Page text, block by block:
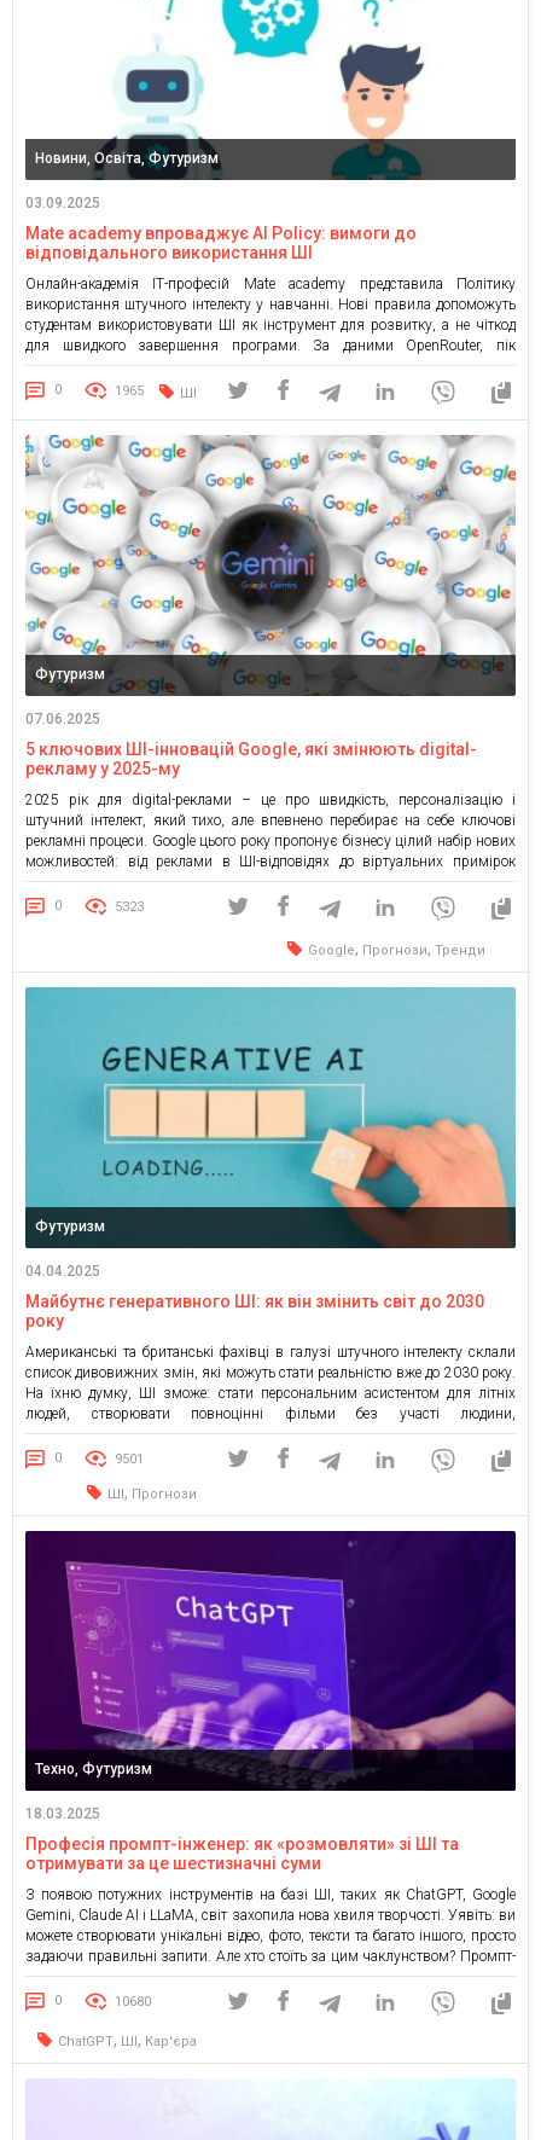
Новини, Освіта, Футуризм
03.09.2025
Mate academy впроваджує AI Policy: вимоги до
відповідального використання ШІ
Онлайн-академія ІТ-професій Mate academy представила Політику
використання штучного інтелекту у навчанні. Нові правила допоможуть
студентам використовувати ШІ як інструмент для розвитку, а не чіткод
для швидкого завершення програми. За даними OpenRouter, пік
використання ChatGPT припав на кінець травня, під час іспитів, а з
початком літа показники різко впали. Це свідчить, що студенти й школярі
0 1965 ШІ
Футуризм
07.06.2025
5 ключових ШІ-інновацій Google, які змінюють digital-
рекламу у 2025-му
2025 рік для digital-реклами – це про швидкість, персоналізацію і
штучний інтелект, який тихо, але впевнено перебирає на себе ключові
рекламні процеси. Google цього року пропонує бізнесу цілий набір нових
можливостей: від реклами в ШІ-відповідях до віртуальних примірок
одягу та аналітики без складних налаштувань. Зібрали для вас короткий
огляд п’яти рішень, про які обов’язково потрібно […]
0 5323
Google, Прогнози, Тренди
Футуризм
04.04.2025
Майбутнє генеративного ШІ: як він змінить світ до 2030
року
Американські та британські фахівці в галузі штучного інтелекту склали
список дивовижних змін, які можуть стати реальністю вже до 2030 року.
На їхню думку, ШІ зможе: стати персональним асистентом для літніх
людей, створювати повноцінні фільми без участі людини,
революціонізувати освіту, підбираючи індивідуальні програми навчання,
стимулювати економічне зростання завдяки оптимізації бізнес-процесів,
знаходити інноваційні рішення енергетичних криз. Але […]
0 9501
ШІ, Прогнози
Техно, Футуризм
18.03.2025
Професія промпт-інженер: як «розмовляти» зі ШІ та
отримувати за це шестизначні суми
З появою потужних інструментів на базі ШІ, таких як ChatGPT, Google
Gemini, Claude AI і LLaMA, світ захопила нова хвиля творчості. Уявіть: ви
можете створювати унікальні відео, фото, тексти та багато іншого, просто
задаючи правильні запити. Але хто стоїть за цим чаклунством? Промпт-
інженери — професіонали, які знають, як «домовитися» зі ШІ, щоб
отримати саме те, що […]
0 10680
ChatGPT, ШІ , Кар'єра